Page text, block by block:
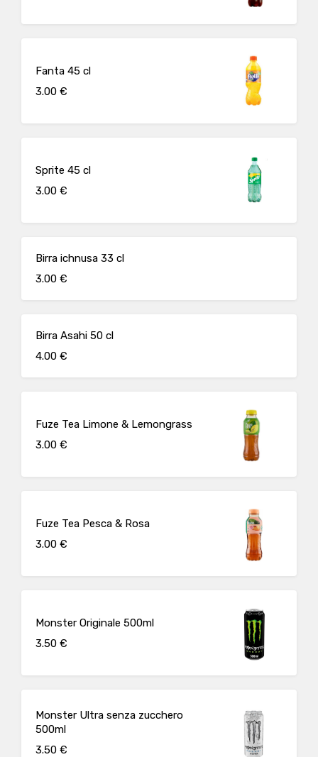
Fanta 45 cl
3.00 €
Sprite 45 cl
3.00 €
Birra ichnusa 33 cl
3.00 €
Birra Asahi 50 cl
4.00 €
Fuze Tea Limone & Lemongrass
3.00 €
Fuze Tea Pesca & Rosa
3.00 €
Monster Originale 500ml
3.50 €
Monster Ultra senza zucchero
500ml
3.50 €